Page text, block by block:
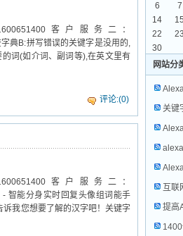
客户服务二：
典B:拼写错误的关键字是没用的,
词(如介词、副词等),在英文里有
评论:(0)
客户服务二：
- 智能分身实时回复头像组词能手
我您想要了解的汉字吧！关键字
6
7
14
15
22
23
30
网站分
关键
互联
提高